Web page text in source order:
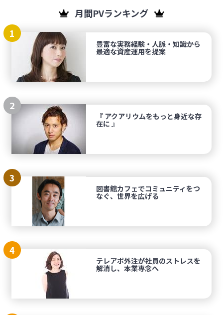
月間PVランキング
1
豊富な実務経験・人脈・知識から
最適な資産運用を提案
2
『 アクアリウムをもっと身近な存
在に 』
3
図書館カフェでコミュニティをつ
なぐ、世界を広げる
4
テレアポ外注が社員のストレスを
解消し、本業専念へ